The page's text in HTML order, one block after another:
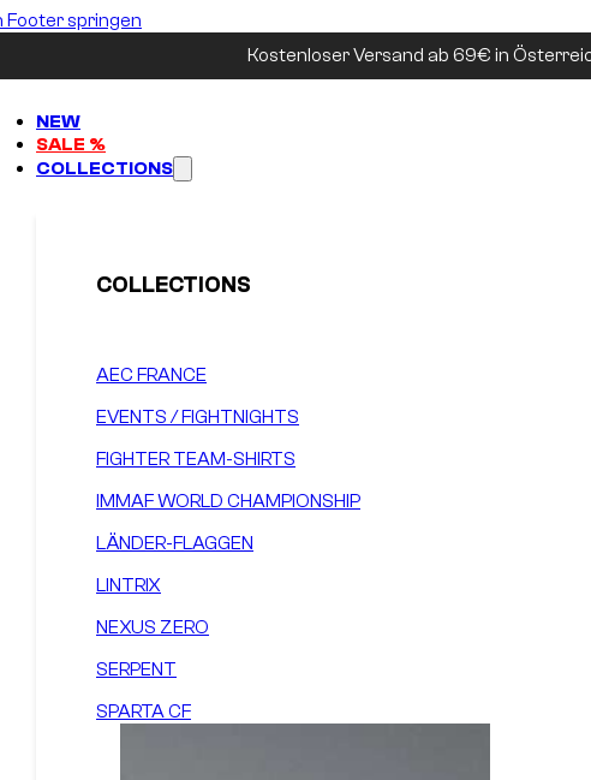
Footer springen
Kostenloser Versand ab 69€ in
NEW
SALE %
COLLECTIONS
COLLECTIONS
AEC FRANCE
EVENTS / FIGHTNIGHTS
FIGHTER TEAM-SHIRTS
IMMAF WORLD CHAMPIONSHIP
LÄNDER-FLAGGEN
LINTRIX
NEXUS ZERO
SERPENT
SPARTA CF